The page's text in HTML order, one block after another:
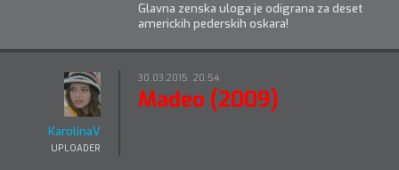
Glavna zenska uloga je odigrana za deset
americkih pederskih oskara!
KarolinaV
UPLOADER
30.03.2015. 20:54
Madeo (2009)